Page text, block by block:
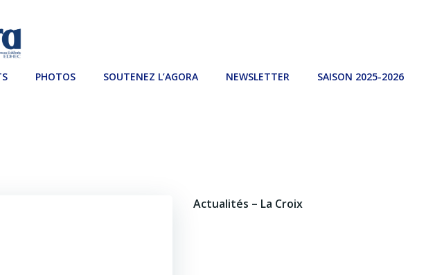
PHOTOS SOUTENEZ L’AGORA NEWSLETTER SAISON 2025-2026
Actualités – La Croix